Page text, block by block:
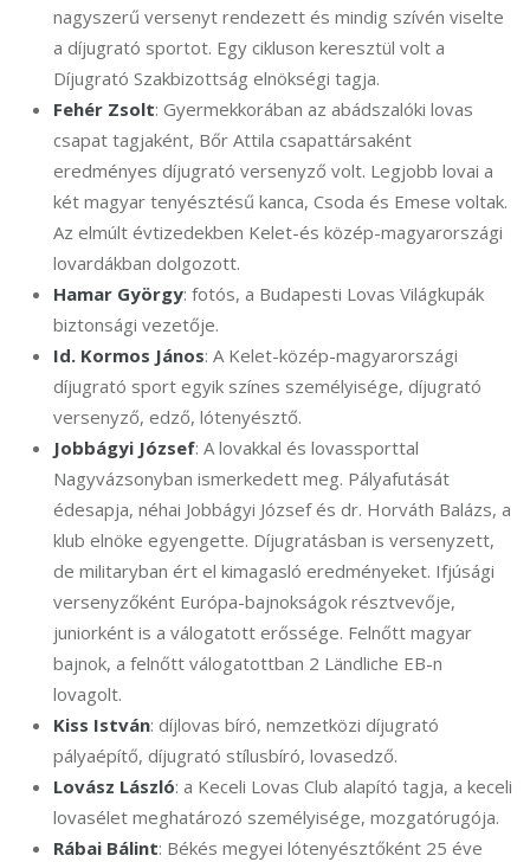
nagyszerű versenyt rendezett és mindig szívén viselte
a díjugrató sportot. Egy cikluson keresztül volt a
Díjugrató Szakbizottság elnökségi tagja.
Fehér Zsolt: Gyermekkorában az abádszalóki lovas
csapat tagjaként, Bőr Attila csapattársaként
eredményes díjugrató versenyző volt. Legjobb lovai a
két magyar tenyésztésű kanca, Csoda és Emese voltak.
Az elmúlt évtizedekben Kelet-és közép-magyarországi
lovardákban dolgozott.
Hamar György: fotós, a Budapesti Lovas Világkupák
biztonsági vezetője.
Id. Kormos János: A Kelet-közép-magyarországi
díjugrató sport egyik színes személyisége, díjugrató
versenyző, edző, lótenyésztő.
Jobbágyi József: A lovakkal és lovassporttal
Nagyvázsonyban ismerkedett meg. Pályafutását
édesapja, néhai Jobbágyi József és dr. Horváth Balázs, a
klub elnöke egyengette. Díjugratásban is versenyzett,
de militaryban ért el kimagasló eredményeket. Ifjúsági
versenyzőként Európa-bajnokságok résztvevője,
juniorként is a válogatott erőssége. Felnőtt magyar
bajnok, a felnőtt válogatottban 2 Ländliche EB-n
lovagolt.
Kiss István: díjlovas bíró, nemzetközi díjugrató
pályaépítő, díjugrató stílusbíró, lovasedző.
Lovász László: a Keceli Lovas Club alapító tagja, a keceli
lovasélet meghatározó személyisége, mozgatórugója.
Rábai Bálint: Békés megyei lótenyésztőként 25 éve